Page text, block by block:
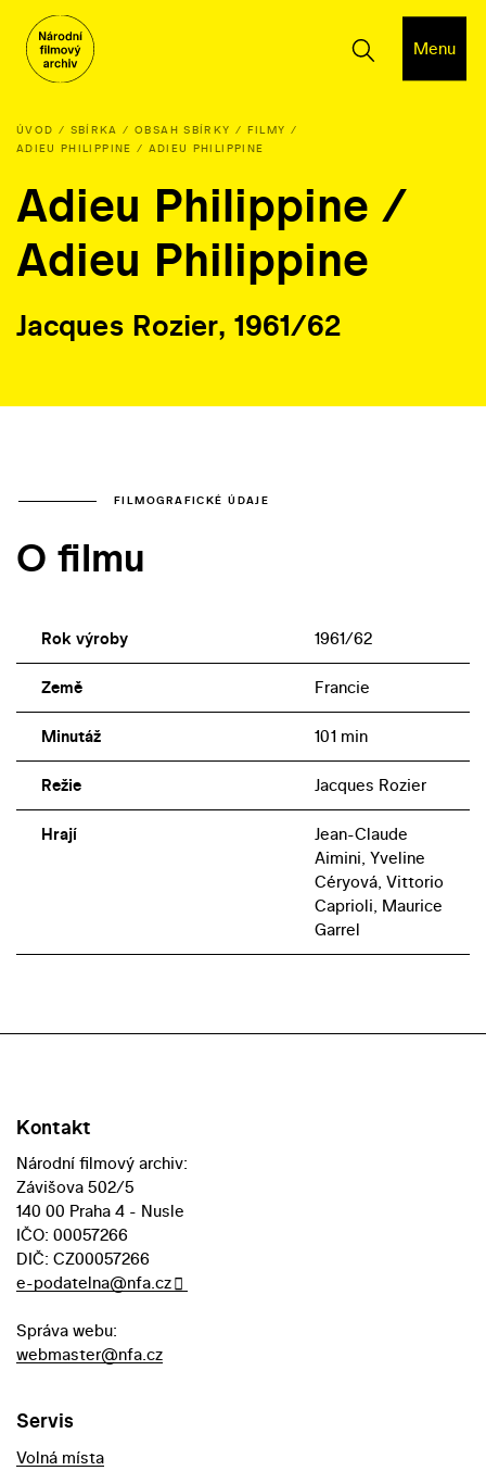
Menu
ÚVOD SBÍRKA OBSAH SBÍRKY
FILMY
ADIEU PHILIPPINE / ADIEU PHILIPPINE
Adieu Philippine /
Adieu Philippine
Jacques Rozier, 1961/62
FILMOGRAFICKÉ ÚDAJE
O filmu
Rok výroby 1961/62
Země Francie
Minutáž 101 min
Režie Jacques Rozier
Hrají
Jean-Claude
Aimini, Yveline
Céryová, Vittorio
Caprioli, Maurice
Garrel
Kontakt
Národní filmový archiv:
Závišova 502/5
140 00 Praha 4 - Nusle
IČO: 00057266
DIČ: CZ00057266
e-podatelna@nfa.cz
Správa webu:
webmaster@nfa.cz
Servis
Volná místa